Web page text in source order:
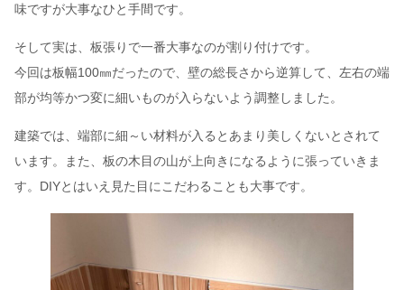
味ですが大事なひと手間です。
そして実は、板張りで一番大事なのが割り付けです。
今回は板幅100㎜だったので、壁の総長さから逆算して、左右の端
部が均等かつ変に細いものが入らないよう調整しました。
建築では、端部に細～い材料が入るとあまり美しくないとされて
います。また、板の木目の山が上向きになるように張っていきま
す。DIYとはいえ見た目にこだわることも大事です。